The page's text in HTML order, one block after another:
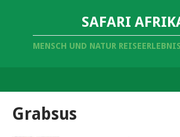
SAFARI
MENSCH UND NATUR
Grabsus